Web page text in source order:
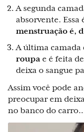
A segunda
absorvente. Essa
menstruação é,
A última camada
roupa e é feita de
deixa o sangue
Assim você pode
preocupar em
no banco do